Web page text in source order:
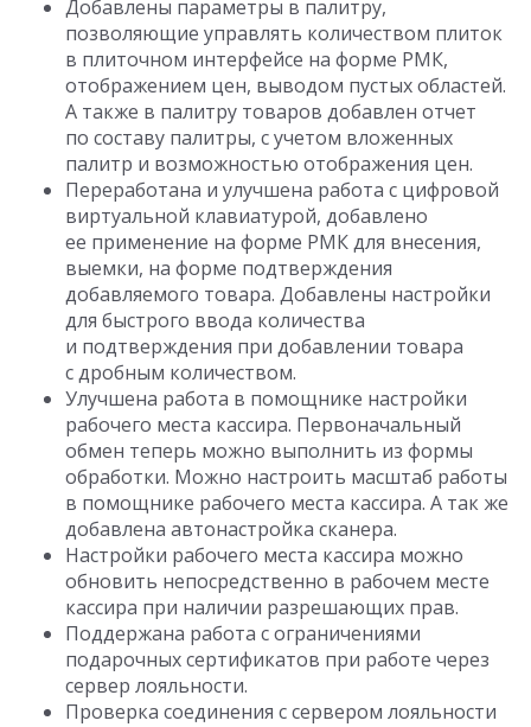
Добавлены параметры в палитру,
позволяющие управлять количеством плиток
в плиточном интерфейсе на форме РМК,
отображением цен, выводом пустых областей.
А также в палитру товаров добавлен отчет
по составу палитры, с учетом вложенных
палитр и возможностью отображения цен.
Переработана и улучшена работа с цифровой
виртуальной клавиатурой, добавлено
ее применение на форме РМК для внесения,
выемки, на форме подтверждения
добавляемого товара. Добавлены настройки
для быстрого ввода количества
и подтверждения при добавлении товара
с дробным количеством.
Улучшена работа в помощнике настройки
рабочего места кассира. Первоначальный
обмен теперь можно выполнить из формы
обработки. Можно настроить масштаб работы
в помощнике рабочего места кассира. А так же
добавлена автонастройка сканера.
Настройки рабочего места кассира можно
обновить непосредственно в рабочем месте
кассира при наличии разрешающих прав.
Поддержана работа с ограничениями
подарочных сертификатов при работе через
сервер лояльности.
Проверка соединения с сервером лояльности